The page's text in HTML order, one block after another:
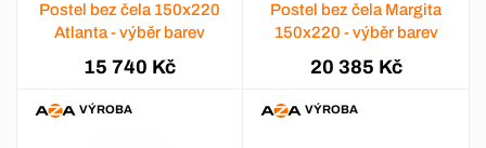
Postel bez čela 150x220
Atlanta - výběr barev
15 740 Kč
Postel bez čela Margita
150x220 - výběr barev
20 385 Kč
VÝROBA VÝROBA